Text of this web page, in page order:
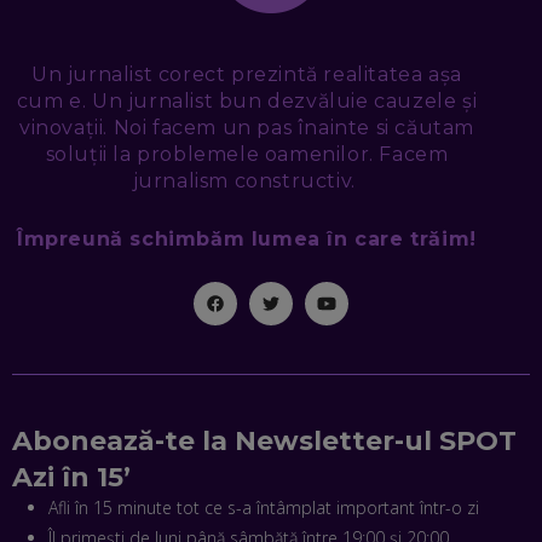
PUȘCĂ” LA NOI. ÎN CE DEȘERT SE CONSTRUIEȘTE CEL MAI
NICOLAE ȚIBRIGAN, DIGITAL FORENSIC TEAM: CUM ÎȚI DAI
SEAMA CĂ CINEVA ÎNCEARCĂ SĂ TE MANIPULEZE, ONLINE.
CE-AM ÎNVĂȚAT DIN EPISODUL GEORGESCU
EP. 46
MIHAI CEPOI, JOBFUL: SCHIMBĂM MODUL ÎN CARE APLICI
DISPECERAT AUTOMAT DE PE PIAȚĂ! CUM POATE
REVOLUȚIONA LIVRĂRILE RAPIDE, DIN ROMÂNIA PÂNĂ ÎN
ASIA
Un jurnalist corect prezintă realitatea așa
cum e. Un jurnalist bun dezvăluie cauzele și
vinovații. Noi facem un pas înainte si căutam
soluții la problemele oamenilor. Facem
jurnalism constructiv.
Împreună schimbăm lumea în care trăim!
Abonează-te la Newsletter-ul SPOT
Azi în 15’
Afli în 15 minute tot ce s-a întâmplat important într-o zi